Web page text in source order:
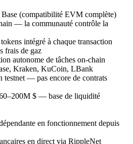
(compatibilité EVM complète)
— la communauté contrôle la
intégré à chaque transaction
frais de gaz
autonome de tâches on-chain
Kraken, KuCoin, LBank
testnet — pas encore de contrats
$ — base de liquidité
en fonctionnement depuis
en direct via RippleNet